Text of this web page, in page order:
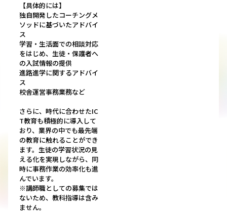
【具体的には】
独自開発したコーチングメ
ソッドに基づいたアドバイ
ス
学習・生活面での相談対応
をはじめ、生徒・保護者へ
の入試情報の提供
進路進学に関するアドバイ
ス
校舎運営事務業務など
さらに、時代に合わせたIC
T教育も積極的に導入して
おり、業界の中でも最先端
の教育に触れることができ
ます。生徒の学習状況の見
える化を実現しながら、同
時に事務作業の効率化も進
んでいます。
※講師職としての募集では
ないため、教科指導は含み
ません。